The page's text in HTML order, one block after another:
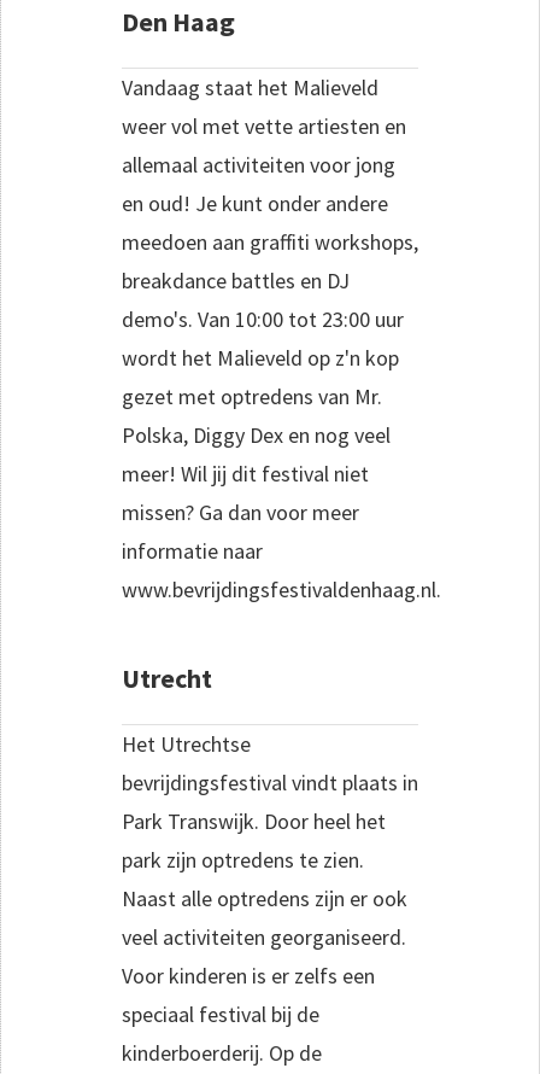
Den Haag
Vandaag staat het Malieveld
weer vol met vette artiesten en
allemaal activiteiten voor jong
en oud! Je kunt onder andere
meedoen aan graffiti workshops,
breakdance battles en DJ
demo's. Van 10:00 tot 23:00 uur
wordt het Malieveld op z'n kop
gezet met optredens van Mr.
Polska, Diggy Dex en nog veel
meer! Wil jij dit festival niet
missen? Ga dan voor meer
informatie naar
www.bevrijdingsfestivaldenhaag.nl.
Utrecht
Het Utrechtse
bevrijdingsfestival vindt plaats in
Park Transwijk. Door heel het
park zijn optredens te zien.
Naast alle optredens zijn er ook
veel activiteiten georganiseerd.
Voor kinderen is er zelfs een
speciaal festival bij de
kinderboerderij. Op de